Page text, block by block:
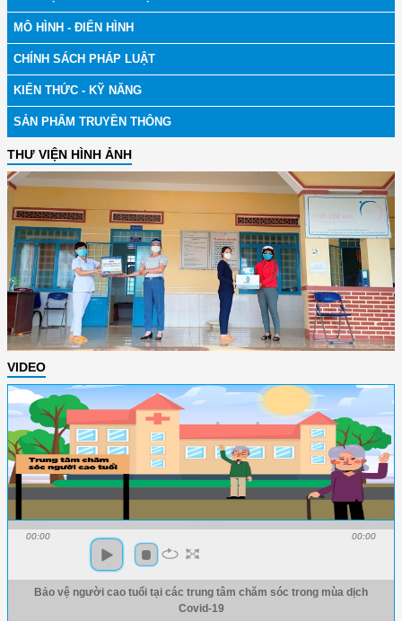
MÔ HÌNH - ĐIỂN HÌNH
CHÍNH SÁCH PHÁP LUẬT
KIẾN THỨC - KỸ NĂNG
SẢN PHẨM TRUYỀN THÔNG
THƯ VIỆN HÌNH ẢNH
VIDEO
00:00 00:00
Bảo vệ người cao tuổi tại các trung tâm chăm sóc trong mùa dịch
Covid-19